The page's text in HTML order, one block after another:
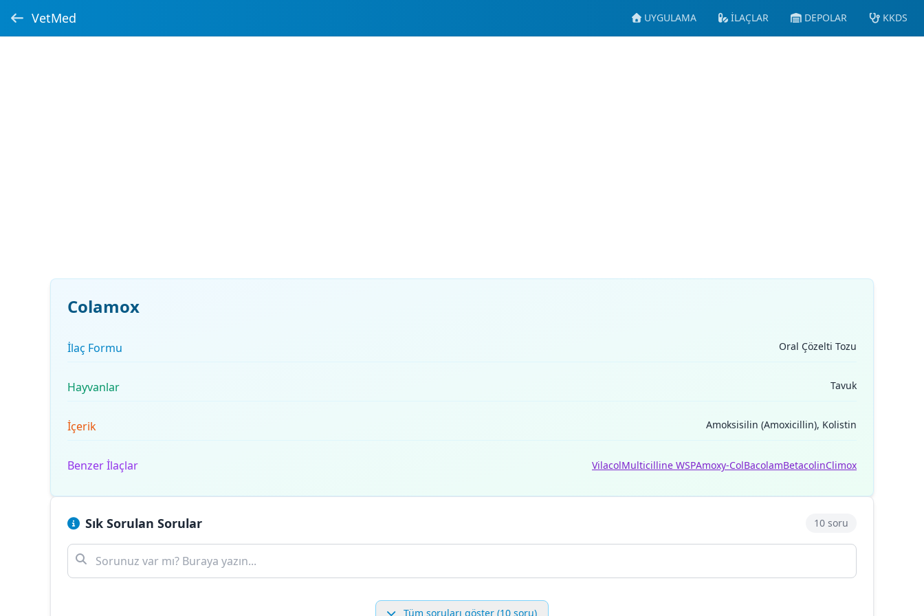
VetMed UYGULAMA İLAÇLAR DEPOLAR KKDS
Colamox
İlaç Formu Oral Çözelti Tozu
Hayvanlar Tavuk
İçerik Amoksisilin (Amoxicillin), Kolistin
Benzer İlaçlar VilacolMulticilline WSPAmoxy-ColBacolamBetacolinClimox
Sık Sorulan Sorular 10 soru
Tüm soruları göster (10 soru)